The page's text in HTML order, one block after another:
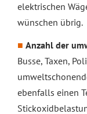
elektrischen
wünschen übrig.
Anzahl der
Busse, Taxen,
ebenfalls einen